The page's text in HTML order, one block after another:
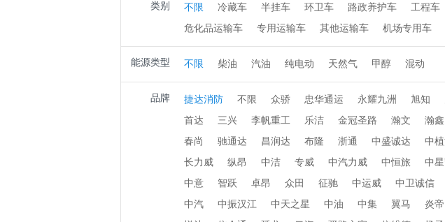
类别 不限 冷藏车 半挂车 环卫车 路政养护车 工程车
危化品运输车
专用运输车 其他运输车 机场专用车
能源类型 不限 柴油 汽油 纯电动 天然气 甲醇 混动
品牌 捷达消防 不限 众骄 忠华通运 永耀九洲 旭知
首达
三兴 李帆重工 乐洁 金冠圣路 瀚文 瀚鑫
春尚
驰通达 昌润达 布隆 浙通 中盛诚达 中
长力威
纵昂 中洁 专威 中汽力威 中恒旅 中
中意
智跃 卓昂 众田 征驰 中运威 中卫诚信
中汽
中振汉江 中天之星 中油 中集 翼马 炎帝